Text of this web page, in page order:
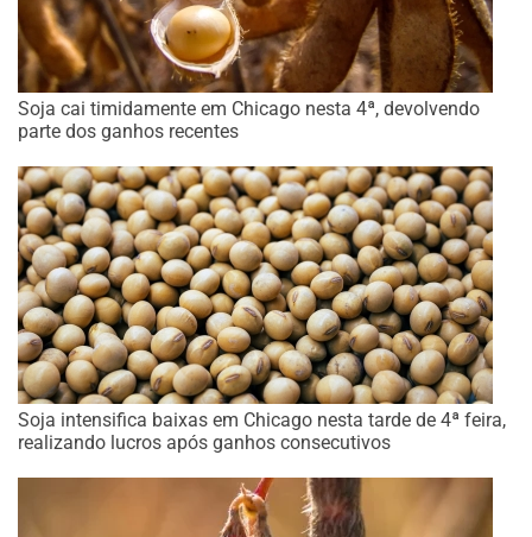
Soja cai timidamente em Chicago nesta 4ª, devolvendo
parte dos ganhos recentes
Soja intensifica baixas em Chicago nesta tarde de 4ª feira,
realizando lucros após ganhos consecutivos